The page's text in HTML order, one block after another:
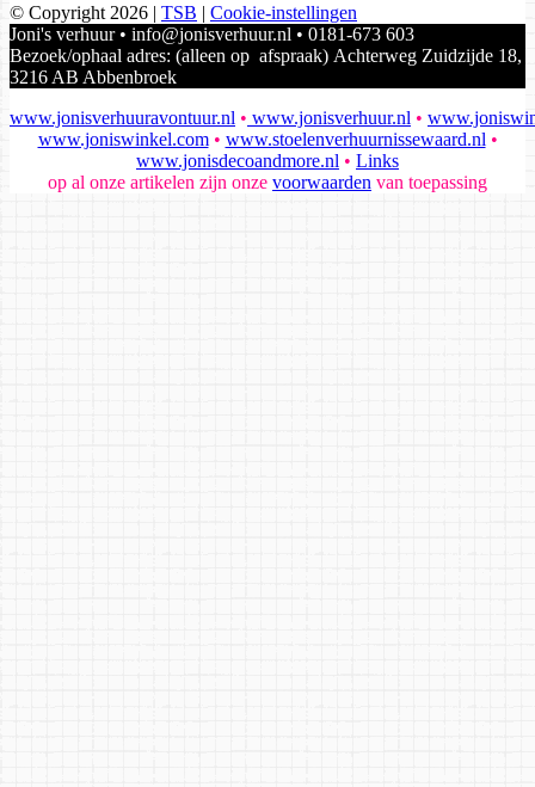
© Copyright 2026 | TSB | Cookie-instellingen
Joni's verhuur • info@jonisverhuur.nl • 0181-673 603
Bezoek/ophaal adres: (alleen op afspraak) Achterweg Zuidzijde 18,
3216 AB Abbenbroek
www.jonisverhuuravontuur.nl • www.jonisverhuur.nl •
www.joniswinkel.com• www.stoelenverhuurnissewaard.nl •
www.jonisdecoandmore.nl • Links
op al onze artikelen zijn onze voorwaarden van toepassing